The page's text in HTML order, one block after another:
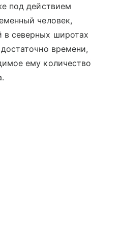
под действием
человек,
северных широтах
времени,
ему количество